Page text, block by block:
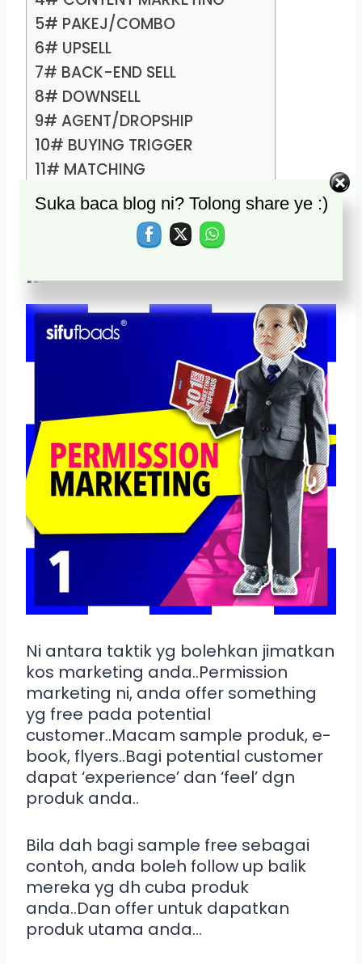
5# PAKEJ/COMBO
6# UPSELL
7# BACK-END SELL
8# DOWNSELL
9# AGENT/DROPSHIP
10# BUYING TRIGGER
11# MATCHING
1# – PERMISSION
MARKETING
Ni antara taktik yg bolehkan jimatkan
kos marketing anda..Permission
marketing ni, anda offer something
yg free pada potential
customer..Macam sample produk, e-
book, flyers..Bagi potential customer
dapat ‘experience’ dan ‘feel’ dgn
produk anda..
Bila dah bagi sample free sebagai
contoh, anda boleh follow up balik
mereka yg dh cuba produk
anda..Dan offer untuk dapatkan
produk utama anda…
Suka baca blog ni? Tolong share ye :)